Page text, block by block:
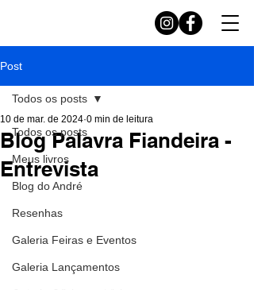
Post
Todos os posts
Meus livros
Blog do André
Resenhas
Galeria Feiras e Eventos
Galeria Lançamentos
Todos os posts
Blog Palavra Fiandeira -
Entrevista
10 de mar. de 2024 0 min de leitura